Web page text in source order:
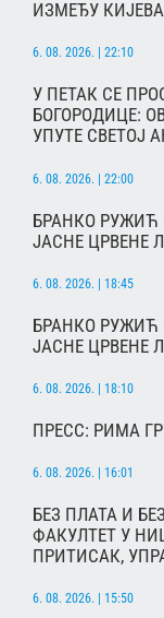
ИЗМЕЂУ
6. 08. 2026. | 22:10
У ПЕТАК СЕ
БОГОРОДИЦЕ:
УПУТЕ СВЕТОЈ
6. 08. 2026. | 22:00
БРАНКО РУЖИЋ
ЈАСНЕ ЦРВЕНЕ
6. 08. 2026. | 18:45
БРАНКО РУЖИЋ
ЈАСНЕ ЦРВЕНЕ
6. 08. 2026. | 18:10
ПРЕСС: РИМА
6. 08. 2026. | 16:01
БЕЗ ПЛАТА И
ФАКУЛТЕТ У
ПРИТИСАК,
6. 08. 2026. | 15:50